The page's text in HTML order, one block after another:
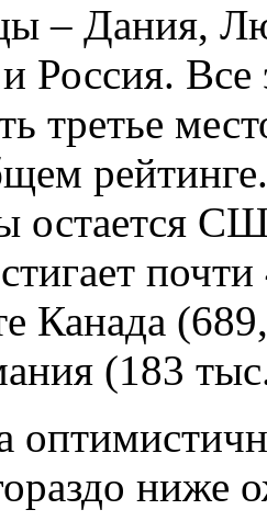
– Дания,
Россия. Все
третье
остается
Канада
(183
ниже